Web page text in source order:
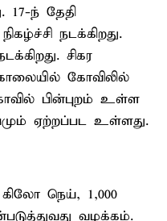
17-ந் தேதி
நடக்கிறது.
சிகர
கோவிலில்
பின்புறம் உள்ள
ஏற்றப்பட உள்ளது.
நெய், 1,000
வழக்கம்.